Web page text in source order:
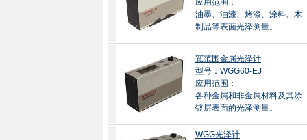
应用范围：
油墨、油漆、烤漆、涂料、木
制品等表面光泽测量。
宽范围金属光泽计
型号：WGG60-EJ
应用范围：
各种金属和非金属材料及其涂
镀层表面的光泽测量。
WGG光泽计